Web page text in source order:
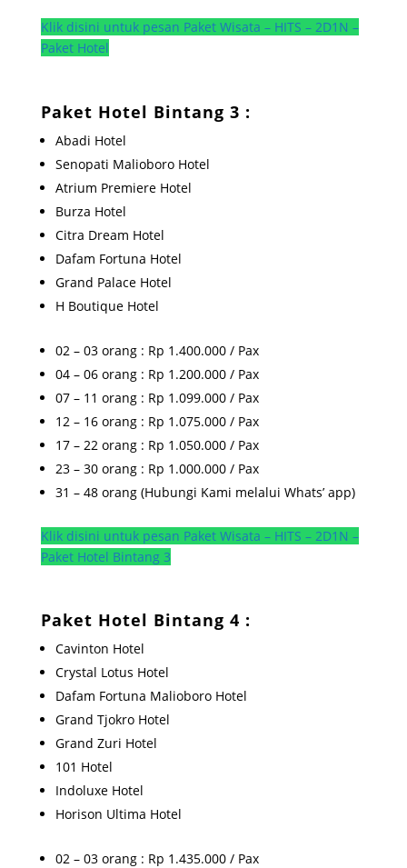
Klik disini untuk pesan Paket Wisata – HITS – 2D1N –
Paket Hotel
Paket Hotel Bintang 3 :
Abadi Hotel
Senopati Malioboro Hotel
Atrium Premiere Hotel
Burza Hotel
Citra Dream Hotel
Dafam Fortuna Hotel
Grand Palace Hotel
H Boutique Hotel
02 – 03 orang : Rp 1.400.000 / Pax
04 – 06 orang : Rp 1.200.000 / Pax
07 – 11 orang : Rp 1.099.000 / Pax
12 – 16 orang : Rp 1.075.000 / Pax
17 – 22 orang : Rp 1.050.000 / Pax
23 – 30 orang : Rp 1.000.000 / Pax
31 – 48 orang (Hubungi Kami melalui Whats’ app)
Klik disini untuk pesan Paket Wisata – HITS – 2D1N –
Paket Hotel Bintang 3
Paket Hotel Bintang 4 :
Cavinton Hotel
Crystal Lotus Hotel
Dafam Fortuna Malioboro Hotel
Grand Tjokro Hotel
Grand Zuri Hotel
101 Hotel
Indoluxe Hotel
Horison Ultima Hotel
02 – 03 orang : Rp 1.435.000 / Pax